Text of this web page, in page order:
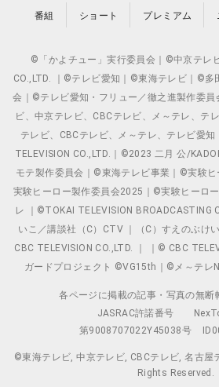
番組 ショート プレミアム
©「かよチュー」実行委員会｜©中京テレ
CO.,LTD. ｜©テレビ愛知｜©東海テレビ｜©多
会｜©テレビ愛知・フリュー／徹之進製作委
ビ、中京テレビ、CBCテレビ、メ～テレ、テ
テレビ、CBCテレビ、メ～テレ、テレビ愛
TELEVISION CO.,LTD.｜©2023 二月 公/
モテ製作委員会｜©東海テレビ事業｜©実験
実験ヒーロー製作委員会2025｜©実験ヒーロ
レ ｜©TOKAI TELEVISION BROADCASTING
いこ／講談社（C）CTV ｜（C）すえのぶけ
CBC TELEVISION CO.,LTD. ｜ ｜© CBC
ガードプロジェクト ©VG15th｜©メ～テレ
各ページに掲載の記事・写真の無断
JASRAC許諾番号
第9008707022Y45038号
©東海テレビ, 中京テレビ, CBCテレビ, 名古屋
Rights Reserved.